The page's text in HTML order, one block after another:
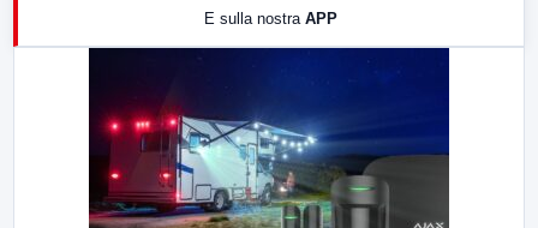
E sulla nostra APP